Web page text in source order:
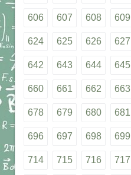
606 607 608 609
624 625 626 627
642 643 644 645
660 661 662 663
678 679 680 681
696 697 698 699
714 715 716 717